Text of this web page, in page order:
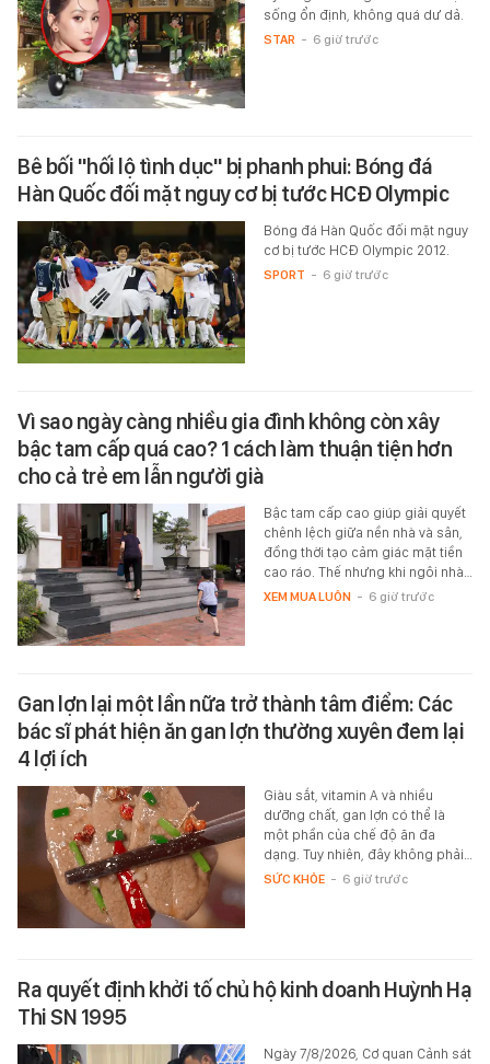
sống ổn định, không quá dư dả.
STAR - 6 giờ trước
Bê bối "hối lộ tình dục" bị phanh phui: Bóng đá
Hàn Quốc đối mặt nguy cơ bị tước HCĐ Olympic
Bóng đá Hàn Quốc đối mặt nguy
cơ bị tước HCĐ Olympic 2012.
SPORT - 6 giờ trước
Vì sao ngày càng nhiều gia đình không còn xây
bậc tam cấp quá cao? 1 cách làm thuận tiện hơn
cho cả trẻ em lẫn người già
Bậc tam cấp cao giúp giải quyết
chênh lệch giữa nền nhà và sân,
đồng thời tạo cảm giác mặt tiền
cao ráo. Thế nhưng khi ngôi nhà…
XEM MUA LUÔN - 6 giờ trước
Gan lợn lại một lần nữa trở thành tâm điểm: Các
bác sĩ phát hiện ăn gan lợn thường xuyên đem lại
4 lợi ích
Giàu sắt, vitamin A và nhiều
dưỡng chất, gan lợn có thể là
một phần của chế độ ăn đa
dạng. Tuy nhiên, đây không phải…
SỨC KHỎE - 6 giờ trước
Ra quyết định khởi tố chủ hộ kinh doanh Huỳnh Hạ
Thi SN 1995
Ngày 7/8/2026, Cơ quan Cảnh sát